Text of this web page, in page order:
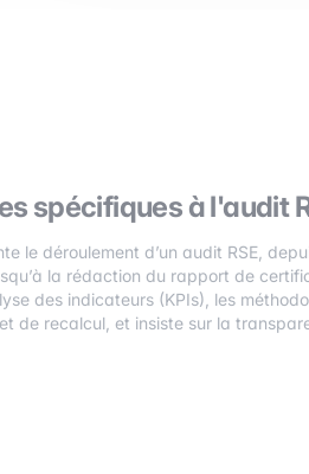
spécifiques à l'audit
le déroulement d’un audit RSE,
la rédaction du rapport de
des indicateurs (KPIs), les
de recalcul, et insiste sur la